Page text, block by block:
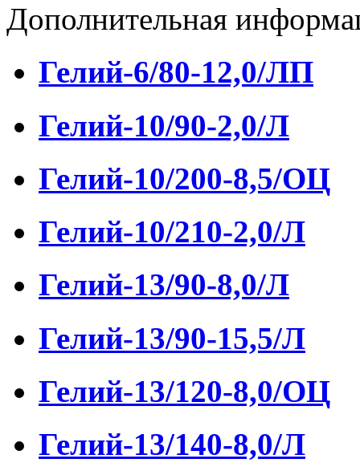
Дополнительная
Гелий-6/80-12,0/ЛП
Гелий-10/90-2,0/Л
Гелий-10/200-8,5/ОЦ
Гелий-10/210-2,0/Л
Гелий-13/90-8,0/Л
Гелий-13/90-15,5/Л
Гелий-13/120-8,0/ОЦ
Гелий-13/140-8,0/Л